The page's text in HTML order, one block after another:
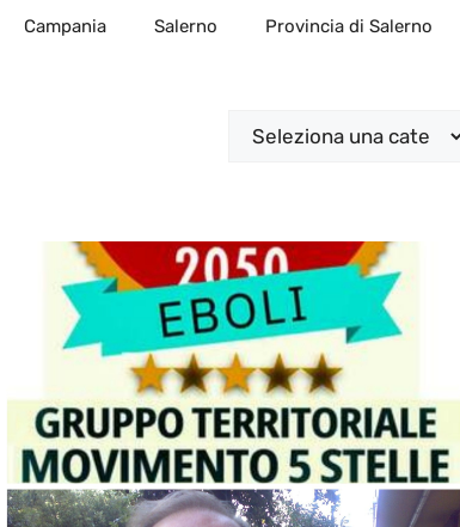
Campania Salerno Provincia di Salerno
Categorie